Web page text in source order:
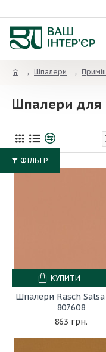
Шпалери
Шпалери для
Шпалери Rasch Salsa
807608
863 грн.
КУПИТИ
ФІЛЬТР